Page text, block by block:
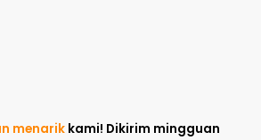
menarik kami! Dikirim mingguan